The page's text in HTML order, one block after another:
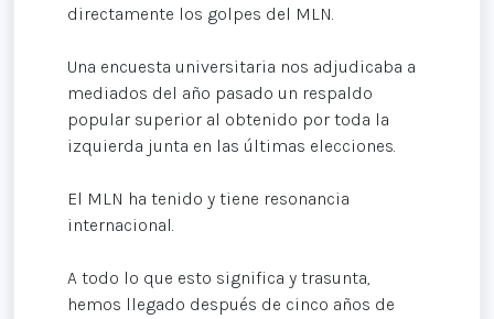
directamente los golpes del MLN.
Una encuesta universitaria nos adjudicaba a
mediados del año pasado un respaldo
popular superior al obtenido por toda la
izquierda junta en las últimas elecciones.
El MLN ha tenido y tiene resonancia
internacional.
A todo lo que esto significa y trasunta,
hemos llegado después de cinco años de